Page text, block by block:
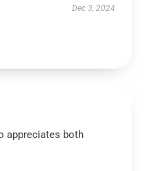
Dec 3, 2024
appreciates both